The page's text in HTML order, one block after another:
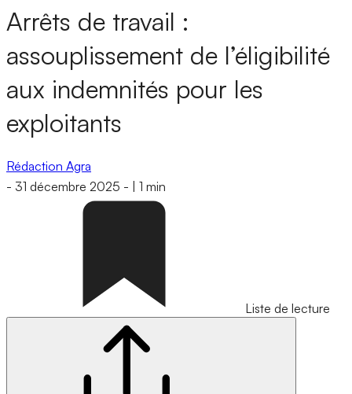
Arrêts de travail :
assouplissement de l’éligibilité
aux indemnités pour les
exploitants
Rédaction Agra
- 31 décembre 2025 - 1 min
Liste de lecture